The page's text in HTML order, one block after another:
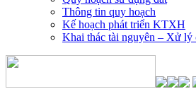
Thông tin quy hoạch
Kế hoạch phát triển KTXH
Khai thác tài nguyên – Xử lý